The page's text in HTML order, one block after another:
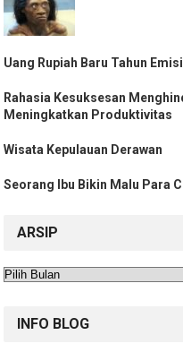
Uang Rupiah Baru Tahun
Rahasia Kesuksesan
Meningkatkan Produktivitas
Wisata Kepulauan Derawan
Seorang Ibu Bikin Malu Para
ARSIP
Arsip
INFO BLOG